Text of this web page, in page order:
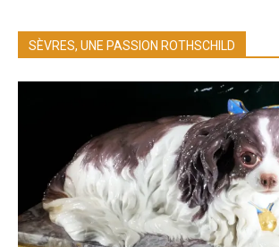
SÈVRES, UNE PASSION ROTHSCHILD